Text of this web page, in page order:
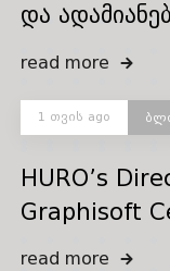
და
read more
1 თვის ago
HURO’s
Graphisoft
read more